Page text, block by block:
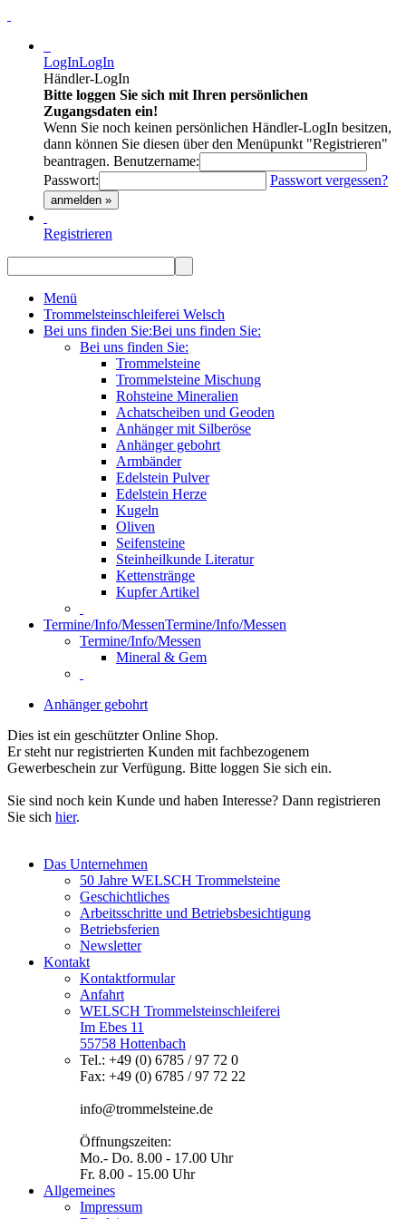
LogInLogIn
Händler-LogIn
Bitte loggen Sie sich mit Ihren persönlichen
Zugangsdaten ein!
Wenn Sie noch keinen persönlichen Händler-LogIn besitzen,
dann können Sie diesen über den Menüpunkt "Registrieren"
beantragen. Benutzername:
Passwort:
Passwort vergessen?
anmelden »
Registrieren
Menü
Trommelsteinschleiferei Welsch
Bei uns finden Sie:Bei uns finden Sie:
Bei uns finden Sie:
Trommelsteine
Trommelsteine Mischung
Rohsteine Mineralien
Achatscheiben und Geoden
Anhänger mit Silberöse
Anhänger gebohrt
Armbänder
Edelstein Pulver
Edelstein Herze
Kugeln
Oliven
Seifensteine
Steinheilkunde Literatur
Kettenstränge
Kupfer Artikel
Termine/Info/MessenTermine/Info/Messen
Termine/Info/Messen
Mineral & Gem
Anhänger gebohrt
Dies ist ein geschützter Online Shop.
Er steht nur registrierten Kunden mit fachbezogenem
Gewerbeschein zur Verfügung. Bitte loggen Sie sich ein.
Sie sind noch kein Kunde und haben Interesse? Dann registrieren
Sie sich hier.
Das Unternehmen
50 Jahre WELSCH Trommelsteine
Geschichtliches
Arbeitsschritte und Betriebsbesichtigung
Betriebsferien
Newsletter
Kontakt
Kontaktformular
Anfahrt
WELSCH Trommelsteinschleiferei
Im Ebes 11
55758 Hottenbach
Tel.: +49 (0) 6785 / 97 72 0
Fax: +49 (0) 6785 / 97 72 22
info@trommelsteine.de
Öffnungszeiten:
Mo.- Do. 8.00 - 17.00 Uhr
Fr. 8.00 - 15.00 Uhr
Allgemeines
Impressum